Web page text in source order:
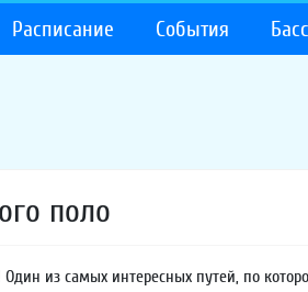
Расписание События
поло
Один из самых интересных путей, по